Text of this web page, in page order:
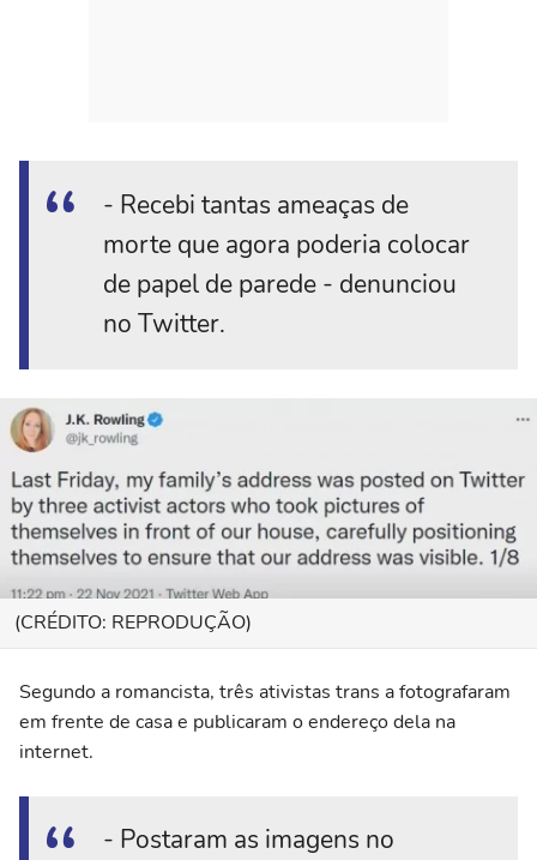
- Recebi tantas ameaças de
morte que agora poderia colocar
de papel de parede - denunciou
no Twitter.
(CRÉDITO: REPRODUÇÃO)
Segundo a romancista, três ativistas trans a fotografaram
em frente de casa e publicaram o endereço dela na
internet.
- Postaram as imagens no